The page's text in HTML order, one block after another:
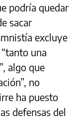
podría quedar
sacar
excluye
una
algo que
no
ha puesto
defensas del